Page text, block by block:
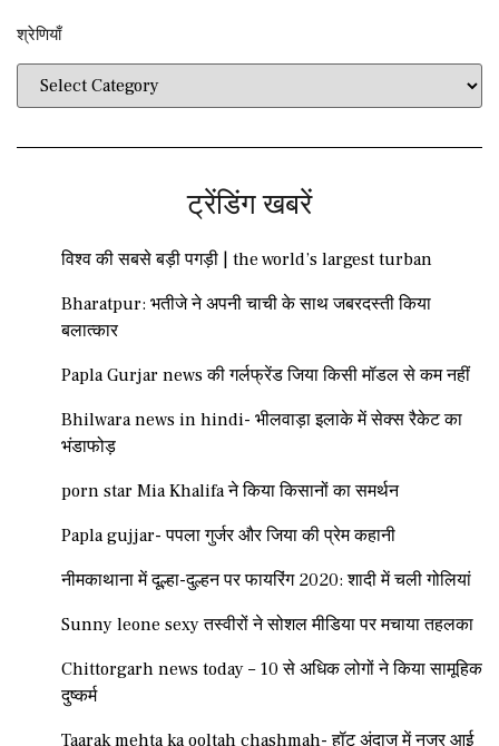
श्रेणियाँ​​
ट्रेंडिंग खबरें
विश्व की सबसे बड़ी पगड़ी | the world’s largest turban
Bharatpur: भतीजे ने अपनी चाची के साथ जबरदस्ती किया
बलात्कार
Papla Gurjar news की गर्लफ्रेंड जिया किसी मॉडल से कम नहीं
Bhilwara news in hindi- भीलवाड़ा इलाके में सेक्स रैकेट का
भंडाफोड़
porn star Mia Khalifa ने किया किसानों का समर्थन
Papla gujjar- पपला गुर्जर और जिया की प्रेम कहानी
नीमकाथाना में दूल्हा-दुल्हन पर फायरिंग 2020: शादी में चली गोलियां
Sunny leone sexy तस्वीरों ने सोशल मीडिया पर मचाया तहलका
Chittorgarh news today – 10 से अधिक लोगों ने किया सामूहिक
दुष्कर्म
Taarak mehta ka ooltah chashmah- हॉट अंदाज में नजर आई